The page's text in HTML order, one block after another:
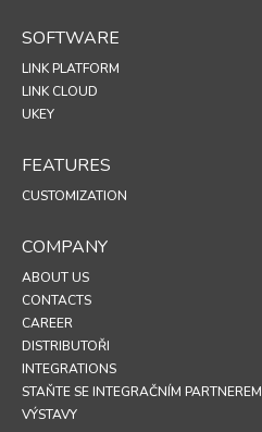
SOFTWARE
LINK PLATFORM
LINK CLOUD
UKEY
FEATURES
CUSTOMIZATION
COMPANY
ABOUT US
CONTACTS
CAREER
DISTRIBUTOŘI
INTEGRATIONS
STAŇTE SE INTEGRAČNÍM PARTNEREM
VÝSTAVY